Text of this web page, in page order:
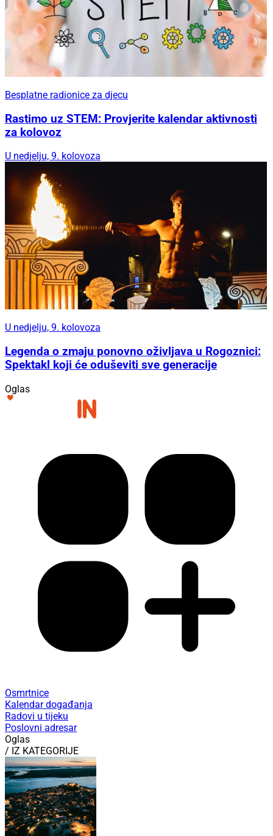
Besplatne radionice za djecu
Rastimo uz STEM: Provjerite kalendar aktivnosti
za kolovoz
U nedjelju, 9. kolovoza
U nedjelju, 9. kolovoza
Legenda o zmaju ponovno oživljava u Rogoznici:
Spektakl koji će oduševiti sve generacije
Oglas
Osmrtnice
Kalendar događanja
Radovi u tijeku
Poslovni adresar
Oglas
/ IZ KATEGORIJE